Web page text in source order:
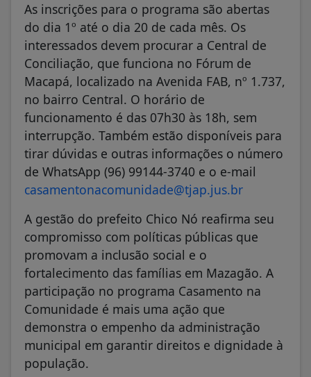
As inscrições para o programa são abertas
do dia 1º até o dia 20 de cada mês. Os
interessados devem procurar a Central de
Conciliação, que funciona no Fórum de
Macapá, localizado na Avenida FAB, nº 1.737,
no bairro Central. O horário de
funcionamento é das 07h30 às 18h, sem
interrupção. Também estão disponíveis para
tirar dúvidas e outras informações o número
de WhatsApp (96) 99144-3740 e o e-mail
casamentonacomunidade@tjap.jus.br
A gestão do prefeito Chico Nó reafirma seu
compromisso com políticas públicas que
promovam a inclusão social e o
fortalecimento das famílias em Mazagão. A
participação no programa Casamento na
Comunidade é mais uma ação que
demonstra o empenho da administração
municipal em garantir direitos e dignidade à
população.